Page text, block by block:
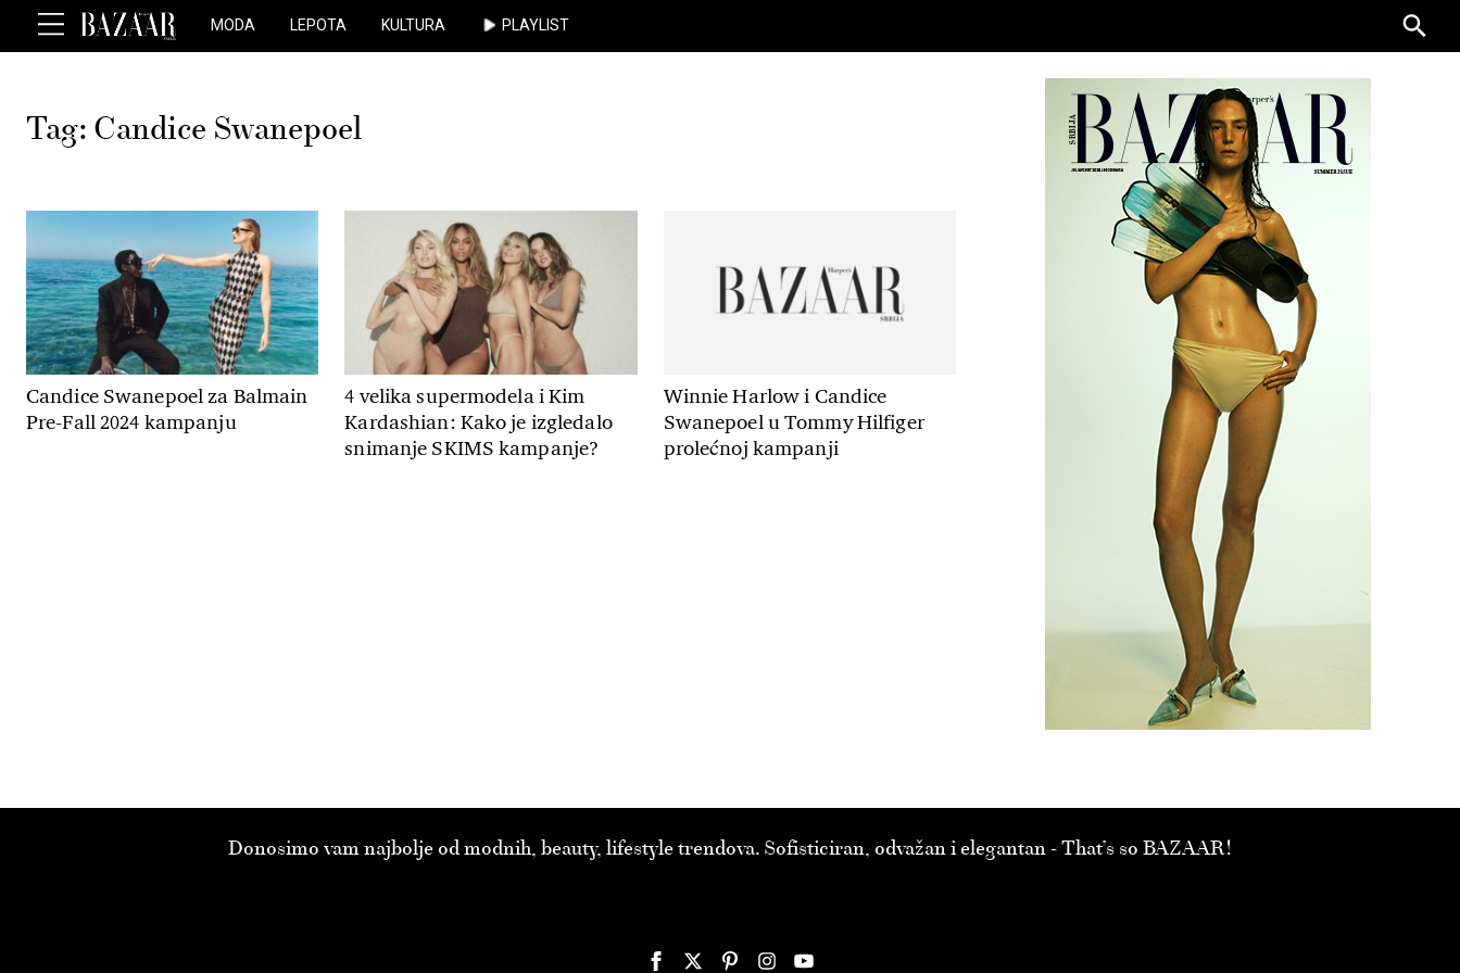
MODA LEPOTA KULTURA PLAYLIST
for:
Tag: Candice Swanepoel
Candice Swanepoel za Balmain
Pre-Fall 2024 kampanju
4 velika supermodela i Kim
Kardashian: Kako je izgledalo
snimanje SKIMS kampanje?
Winnie Harlow i Candice
Swanepoel u Tommy Hilfiger
prolećnoj kampanji
Donosimo vam najbolje od modnih, beauty, lifestyle trendova. Sofisticiran, odvažan i elegantan - That’s so BAZAAR!